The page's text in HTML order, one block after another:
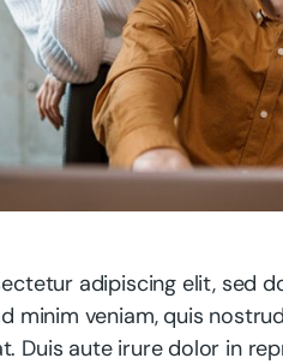
adipiscing elit, sed
minim veniam, quis
Duis aute irure dolor in